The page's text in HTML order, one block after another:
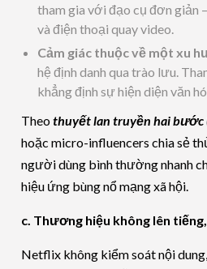
tham gia với đạo cụ đơn giản
và điện thoại quay video.
Cảm giác thuộc về một xu
hệ định danh qua trào lưu.
khẳng định sự hiện diện văn
Theothuyết lan truyền hai bước
hoặc micro-influencers chia sẻ
người dùng bình thường nhanh
hiệu ứng bùng nổ mạng xã hội.
c. Thương hiệu không lên
Netflix không kiểm soát nội